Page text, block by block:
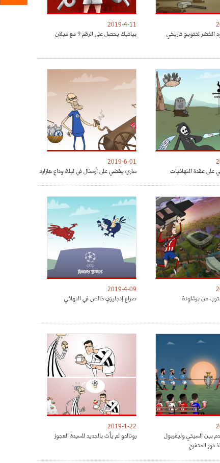
الخضر لتتويج تاريخي
2019-4-11
بياتيك يحصل على الرقم 9 مع ميلان
عقدة النهائيات
2019-6-01
ساري يقضي على أرسنال في ليلة وداع هازارد
من برشلونة
2019-4-09
صراع إنجليزي خالص في النهائي
بين السيتي وليفربول
دور المتفرج
2019-1-22
رونالدو لم يأت بالجديد للسيدة العجوز